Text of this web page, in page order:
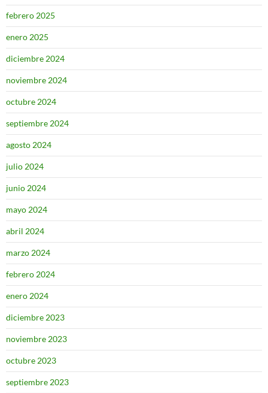
febrero 2025
enero 2025
diciembre 2024
noviembre 2024
octubre 2024
septiembre 2024
agosto 2024
julio 2024
junio 2024
mayo 2024
abril 2024
marzo 2024
febrero 2024
enero 2024
diciembre 2023
noviembre 2023
octubre 2023
septiembre 2023